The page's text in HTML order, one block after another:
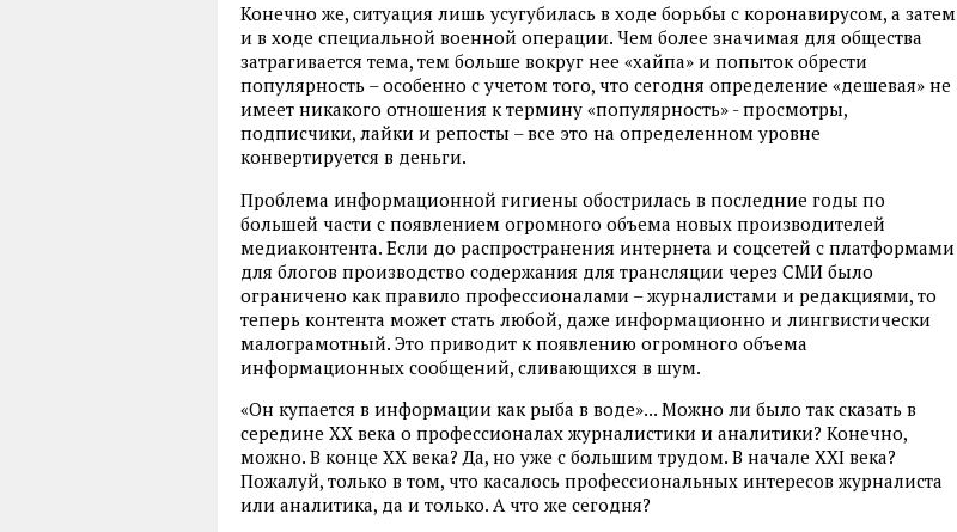
Конечно же, ситуация лишь усугубилась в ходе борьбы с коронавирусом, а затем
и в ходе специальной военной операции. Чем более значимая для общества
затрагивается тема, тем больше вокруг нее «хайпа» и попыток обрести
популярность – особенно с учетом того, что сегодня определение «дешевая» не
имеет никакого отношения к термину «популярность» - просмотры,
подписчики, лайки и репосты – все это на определенном уровне
конвертируется в деньги.
Проблема информационной гигиены обострилась в последние годы по
большей части с появлением огромного объема новых производителей
медиаконтента. Если до распространения интернета и соцсетей с платформами
для блогов производство содержания для трансляции через СМИ было
ограничено как правило профессионалами – журналистами и редакциями, то
теперь контента может стать любой, даже информационно и лингвистически
малограмотный. Это приводит к появлению огромного объема
информационных сообщений, сливающихся в шум.
«Он купается в информации как рыба в воде»... Можно ли было так сказать в
середине ХХ века о профессионалах журналистики и аналитики? Конечно,
можно. В конце ХХ века? Да, но уже с большим трудом. В начале ХХI века?
Пожалуй, только в том, что касалось профессиональных интересов журналиста
или аналитика, да и только. А что же сегодня?